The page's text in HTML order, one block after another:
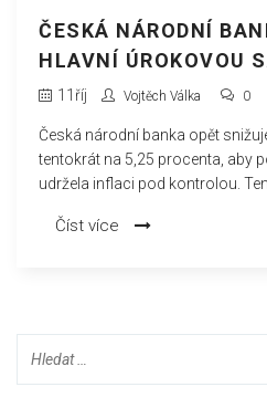
ČESKÁ NÁRODNÍ
HLAVNÍ ÚROKOVOU
DOPADY NA
11 říj Vojtěch Válka 0
Česká národní banka opět
tentokrát na 5,25 procenta, aby
udržela inflaci pod kontrolou.
banky a výrazně ovlivní úrokové
Číst více